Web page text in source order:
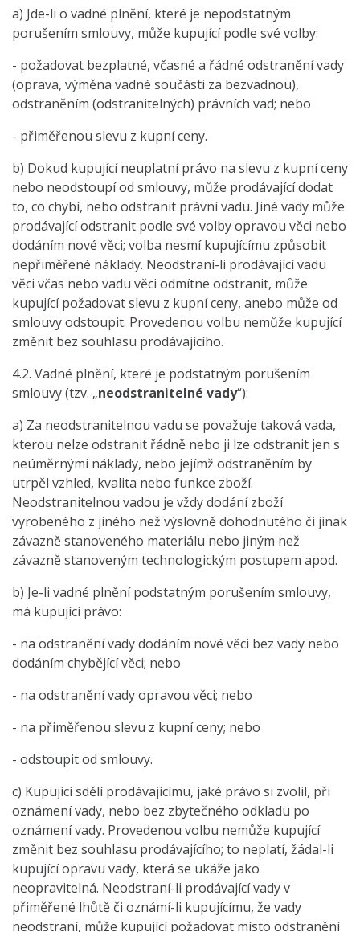
a) Jde-li o vadné plnění, které je nepodstatným
porušením smlouvy, může kupující podle své volby:
- požadovat bezplatné, včasné a řádné odstranění vady
(oprava, výměna vadné součásti za bezvadnou),
odstraněním (odstranitelných) právních vad; nebo
- přiměřenou slevu z kupní ceny.
b) Dokud kupující neuplatní právo na slevu z kupní ceny
nebo neodstoupí od smlouvy, může prodávající dodat
to, co chybí, nebo odstranit právní vadu. Jiné vady může
prodávající odstranit podle své volby opravou věci nebo
dodáním nové věci; volba nesmí kupujícímu způsobit
nepřiměřené náklady. Neodstraní-li prodávající vadu
věci včas nebo vadu věci odmítne odstranit, může
kupující požadovat slevu z kupní ceny, anebo může od
smlouvy odstoupit. Provedenou volbu nemůže kupující
změnit bez souhlasu prodávajícího.
4.2. Vadné plnění, které je podstatným porušením
smlouvy (tzv. „neodstranitelné vady“):
a) Za neodstranitelnou vadu se považuje taková vada,
kterou nelze odstranit řádně nebo ji lze odstranit jen s
neúměrnými náklady, nebo jejímž odstraněním by
utrpěl vzhled, kvalita nebo funkce zboží.
Neodstranitelnou vadou je vždy dodání zboží
vyrobeného z jiného než výslovně dohodnutého či jinak
závazně stanoveného materiálu nebo jiným než
závazně stanoveným technologickým postupem apod.
b) Je-li vadné plnění podstatným porušením smlouvy,
má kupující právo:
- na odstranění vady dodáním nové věci bez vady nebo
dodáním chybějící věci; nebo
- na odstranění vady opravou věci; nebo
- na přiměřenou slevu z kupní ceny; nebo
- odstoupit od smlouvy.
c) Kupující sdělí prodávajícímu, jaké právo si zvolil, při
oznámení vady, nebo bez zbytečného odkladu po
oznámení vady. Provedenou volbu nemůže kupující
změnit bez souhlasu prodávajícího; to neplatí, žádal-li
kupující opravu vady, která se ukáže jako
neopravitelná. Neodstraní-li prodávající vady v
přiměřené lhůtě či oznámí-li kupujícímu, že vady
neodstraní, může kupující požadovat místo odstranění